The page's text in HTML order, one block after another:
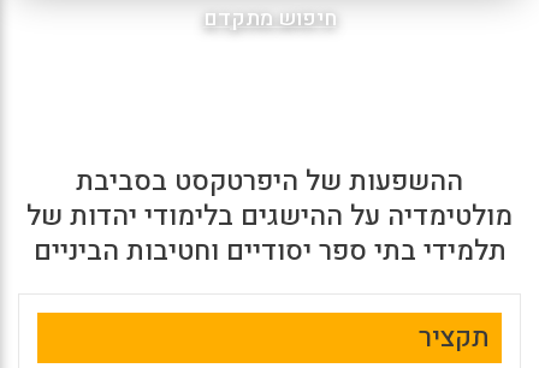
חיפוש מתקדם
ההשפעות של היפרטקסט בסביבת
מולטימדיה על ההישגים בלימודי יהדות של
תלמידי בתי ספר יסודיים וחטיבות הביניים
תקציר